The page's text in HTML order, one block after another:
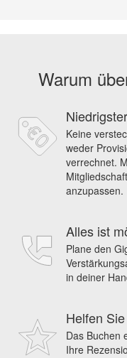
Warum
Keine
weder
verrechnet.
anzupassen.
Alles ist
Plane den
in deiner
Helfen
Das Buchen
Ihre